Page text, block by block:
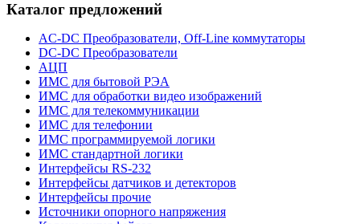
Каталог предложений
AC-DC Преобразователи, Off-Line коммутаторы
DC-DC Преобразователи
АЦП
ИМС для бытовой РЭА
ИМС для обработки видео изображений
ИМС для телекоммуникации
ИМС для телефонии
ИМС программируемой логики
ИМС стандартной логики
Интерфейсы RS-232
Интерфейсы датчиков и детекторов
Интерфейсы прочие
Источники опорного напряжения